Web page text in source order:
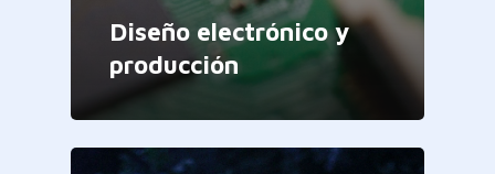
Diseño electrónico y
producción